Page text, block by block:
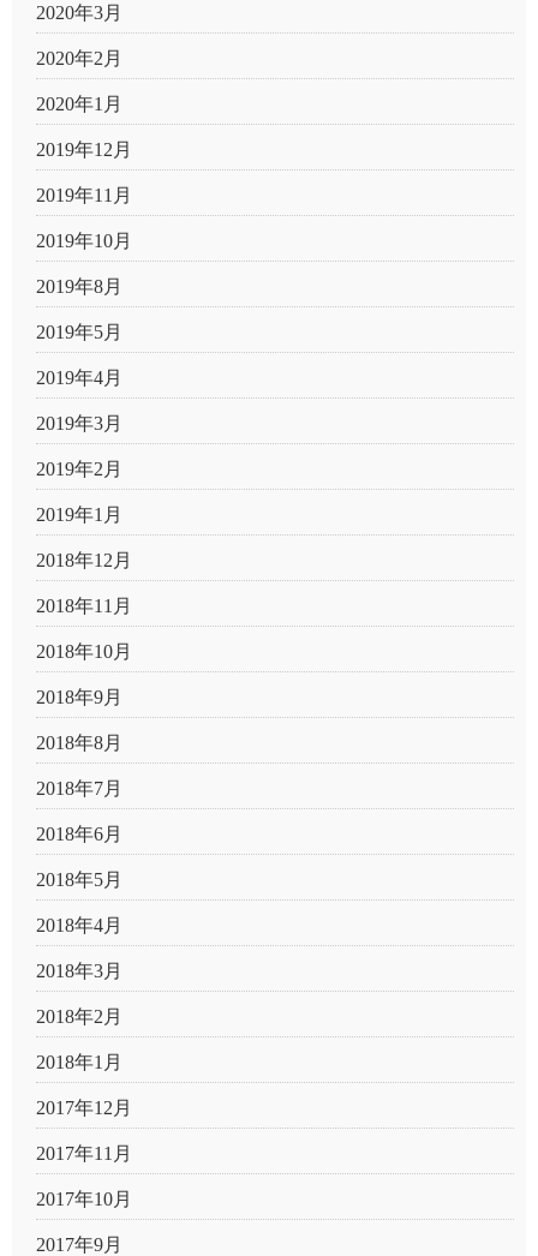
2020年3月
2020年2月
2020年1月
2019年12月
2019年11月
2019年10月
2019年8月
2019年5月
2019年4月
2019年3月
2019年2月
2019年1月
2018年12月
2018年11月
2018年10月
2018年9月
2018年8月
2018年7月
2018年6月
2018年5月
2018年4月
2018年3月
2018年2月
2018年1月
2017年12月
2017年11月
2017年10月
2017年9月